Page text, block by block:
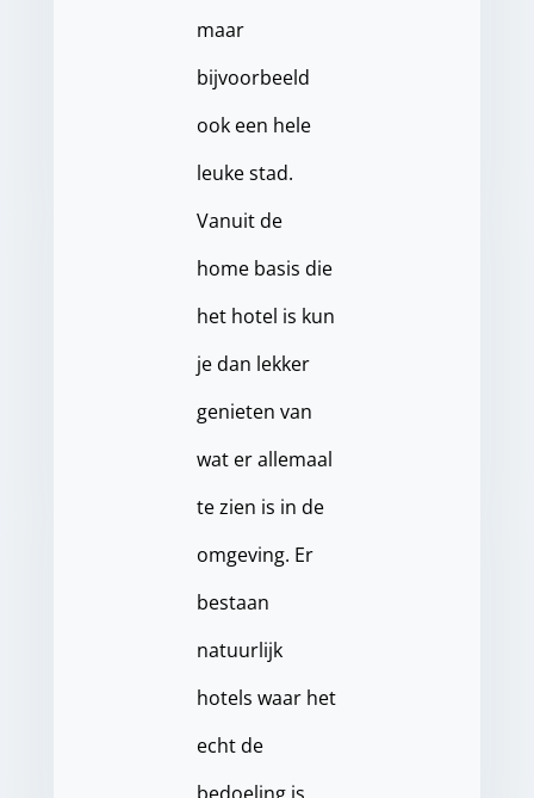
maar
bijvoorbeeld
ook een hele
leuke stad.
Vanuit de
home basis die
het hotel is kun
je dan lekker
genieten van
wat er allemaal
te zien is in de
omgeving. Er
bestaan
natuurlijk
hotels waar het
echt de